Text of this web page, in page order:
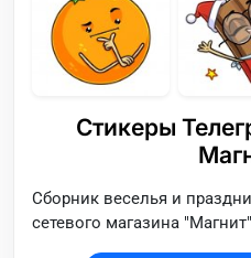
Стикеры
Сборник веселья и
сетевого магазина "Магнит"